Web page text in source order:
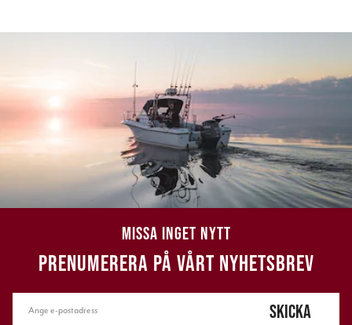
MISSA INGET NYTT
PRENUMERERA PÅ VÅRT NYHETSBREV
SKICKA